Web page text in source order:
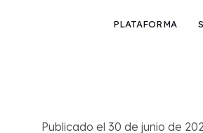
PLATAFORMA
Publicado el 30 de junio de